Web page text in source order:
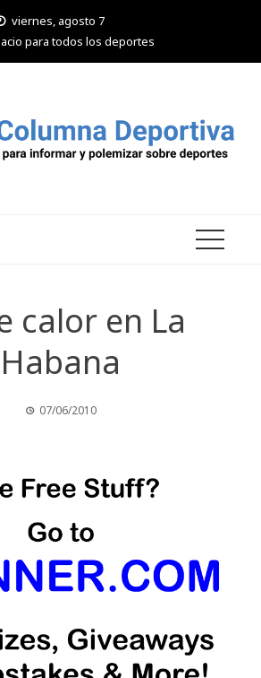
viernes, agosto 7
para todos los deportes
calor en La
Habana
07/06/2010